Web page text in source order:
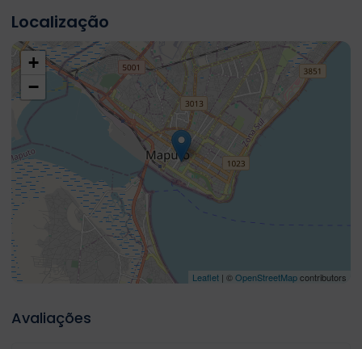
Localização
+
−
Leaflet | ©OpenStreetMapcontributors
Avaliações